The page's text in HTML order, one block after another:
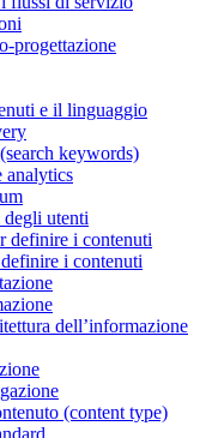
progettazione
e il linguaggio
keywords)
analytics
utenti
definire i contenuti
i contenuti
dell’informazione
(content type)